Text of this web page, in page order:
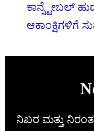
ಕಾನ್ಸ್ಟೇಬಲ್
ಆಕಾಂಕ್ಷಿಗಳಿಗೆ
ನಿಖರ ಮತ್ತು